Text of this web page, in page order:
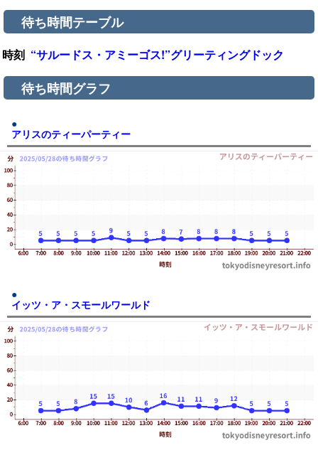
待ち時間テーブル
時刻 “サルードス・アミーゴス!”グリーティングドック
待ち時間グラフ
アリスのティーパーティー
イッツ・ア・スモールワールド